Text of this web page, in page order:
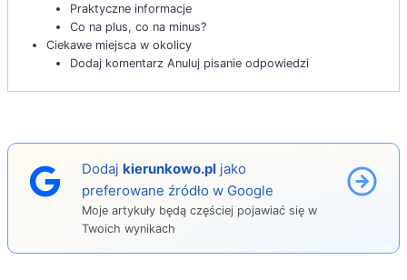
Praktyczne informacje
Co na plus, co na minus?
Ciekawe miejsca w okolicy
Dodaj komentarz Anuluj pisanie odpowiedzi
Dodajkierunkowo.pl jako
preferowane źródło w Google
Moje artykuły będą częściej pojawiać się w
Twoich wynikach